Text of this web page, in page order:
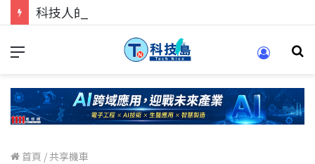
首頁 /共享機車